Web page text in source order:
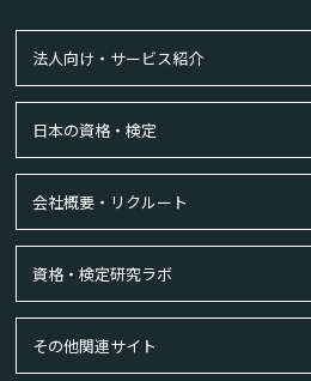
法人向け・サービス紹介
日本の資格・検定
会社概要・リクルート
資格・検定研究ラボ
その他関連サイト